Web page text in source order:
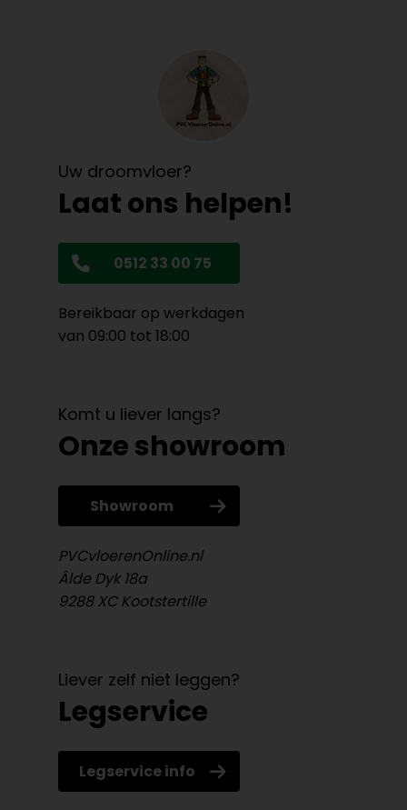
Uw droomvloer?
Laat ons helpen!
0512 33 00 75
Bereikbaar op werkdagen
van 09:00 tot 18:00
Komt u liever langs?
Onze showroom
Showroom
PVCvloerenOnline.nl
Âlde Dyk 18a
9288 XC Kootstertille
Liever zelf niet leggen?
Legservice
Legservice info